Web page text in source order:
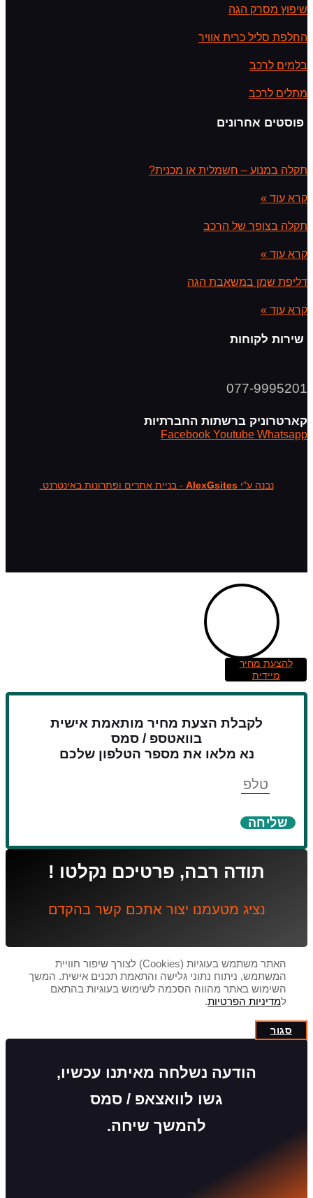
שיפוץ מסרק הגה
החלפת סליל כרית אוויר
בלמים לרכב
מתלים לרכב
פוסטים אחרונים
תקלה במנוע – חשמלית או מכנית?
קרא עוד »
תקלה בצופר של הרכב
קרא עוד »
דליפת שמן במשאבת הגה
קרא עוד »
שירות לקוחות
077-9995201
קארטרוניק ברשתות החברתיות
Facebook Youtube Whatsapp
נבנה ע"יAlexGsites - בניית אתרים ופתרונות באינטרנט.
להצעת מחיר
מיידית
לקבלת הצעת מחיר מותאמת אישית
בוואטספ / סמס
נא מלאו את מספר הטלפון שלכם
שליחה
תודה רבה, פרטיכם נקלטו !
נציג מטעמנו יצור אתכם קשר בהקדם
האתר משתמש בעוגיות (Cookies) לצורך שיפור חוויית
המשתמש, ניתוח נתוני גלישה והתאמת תכנים אישית. המשך
השימוש באתר מהווה הסכמה לשימוש בעוגיות בהתאם
למדיניות הפרטיות.
סגור
הודעה נשלחה מאיתנו עכשיו,
גשו לוואצאפ / סמס
להמשך שיחה.